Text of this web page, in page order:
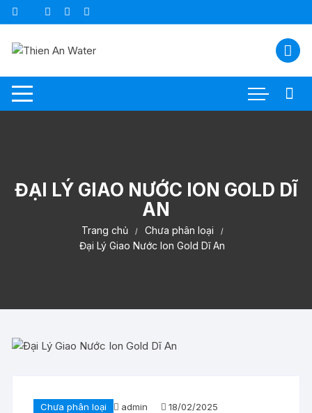
Chuyển
tới
nội
dung
ĐẠI LÝ GIAO NƯỚC ION GOLD DĨ
AN
Trang chủ
Chưa phân loại
Đại Lý Giao Nước Ion Gold Dĩ An
Chưa phân loại admin 18/02/2025